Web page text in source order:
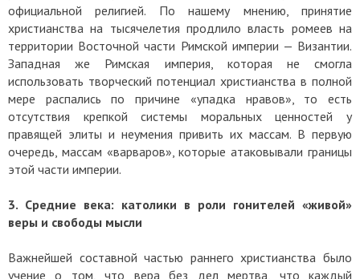
официальной религией. По нашему мнению, принятие
христианства на тысячелетия продлило власть ромеев на
территории Восточной части Римской империи — Византии.
Западная же Римская империя, которая не смогла
использовать творческий потенциал христианства в полной
мере распались по причине «упадка нравов», то есть
отсутствия крепкой системы моральных ценностей у
правящей элиты и неумения привить их массам. В первую
очередь, массам «варваров», которые атаковывали границы
этой части империи.
3. Средние века: католики в роли гонителей «живой»
веры и свободы мысли
Важнейшей составной частью раннего христианства было
учение о том, что вера без дел мертва, что каждый